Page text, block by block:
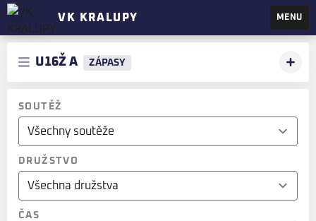
VK KRALUPY MENU
U16Ž A ZÁPASY
SOUTĚŽ
DRUŽSTVO
ČAS